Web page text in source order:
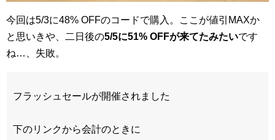
今回は5/3に48% OFFのコードで購入。ここが値引MAXか
と思いきや、二日後の5/5に51% OFFが来てたみたいです
ね…、失敗。
フラッシュセールが開催されました
下のリンクから会計のときに